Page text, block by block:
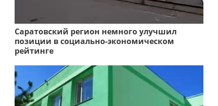
Саратовский регион немного улучшил
позиции в социально-экономическом
рейтинге